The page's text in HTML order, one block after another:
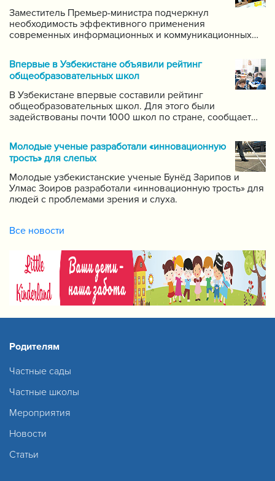
Заместитель Премьер-министра подчеркнул
необходимость эффективного применения
современных информационных и коммуникационных
систему для размещения в интернете видео-уроков
самых ведущих учителей по каждому предмету.
Впервые в Узбекистане объявили рейтинг
общеобразовательных школ
В Узбекистане впервые составили рейтинг
общеобразовательных школ. Для этого были
задействованы почти 1000 школ по стране, сообщает
за качеством образования при Кабинете Министров
Республики Узбекистан.
Молодые ученые разработали «инновационную
трость» для слепых
Молодые узбекистанские ученые Бунёд Зарипов и
Улмас Зоиров разработали «инновационную трость» для
людей с проблемами зрения и слуха.
Все новости
Родителям
Частные сады
Частные школы
Мероприятия
Новости
Статьи